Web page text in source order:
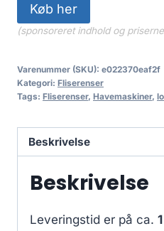
Køb her
(sponsoreret indhold og
Varenummer (SKU): e022370eaf2f
Kategori: Fliserenser
Tags: Fliserenser, Havemaskiner,
Beskrivelse
Beskrivelse
Leveringstid er på ca.